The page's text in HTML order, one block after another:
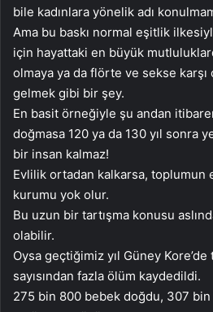
bile kadınlara yönelik adı
Ama bu baskı normal eşitlik
için hayattaki en büyük
olmaya ya da flörte ve sekse karşı
gelmek gibi bir şey.
En basit örneğiyle şu andan
doğmasa 120 ya da 130 yıl sonra
bir insan kalmaz!
Evlilik ortadan kalkarsa, toplumun
kurumu yok olur.
Bu uzun bir tartışma konusu
olabilir.
Oysa geçtiğimiz yıl Güney
sayısından fazla ölüm kaydedildi.
275 bin 800 bebek doğdu, 307